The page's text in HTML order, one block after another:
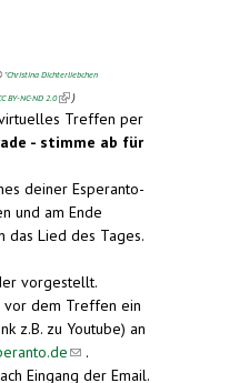
"Christina Dichterliebchen
BY-NC-ND 2.0
(link is external)
)
Treffen per
- stimme ab für
deiner Esperanto-
und am Ende
das Lied des Tages.
vorgestellt.
vor dem Treffen ein
z.B. zu Youtube) an
(link sends e-
mail)
.
Eingang der Email.